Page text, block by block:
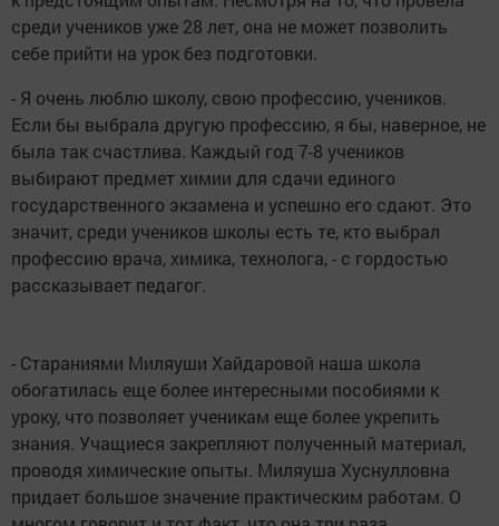
среди учеников уже 28 лет, она не может позволить
себе прийти на урок без подготовки.
- Я очень люблю школу, свою профессию, учеников.
Если бы выбрала другую профессию, я бы, наверное, не
была так счастлива. Каждый год 7-8 учеников
выбирают предмет химии для сдачи единого
государственного экзамена и успешно его сдают. Это
значит, среди учеников школы есть те, кто выбрал
профессию врача, химика, технолога, - с гордостью
рассказывает педагог.
- Стараниями Миляуши Хайдаровой наша школа
обогатилась еще более интересными пособиями к
уроку, что позволяет ученикам еще более укрепить
знания. Учащиеся закрепляют полученный материал,
проводя химические опыты. Миляуша Хуснулловна
придает большое значение практическим работам. О